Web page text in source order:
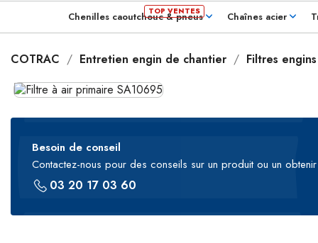
Chenilles caoutchouc & pneus Chaînes acier
COTRAC Entretien engin de chantier Filtres
Besoin de conseil
Contactez-nous pour des conseils sur un produit ou un
03 20 17 03 60